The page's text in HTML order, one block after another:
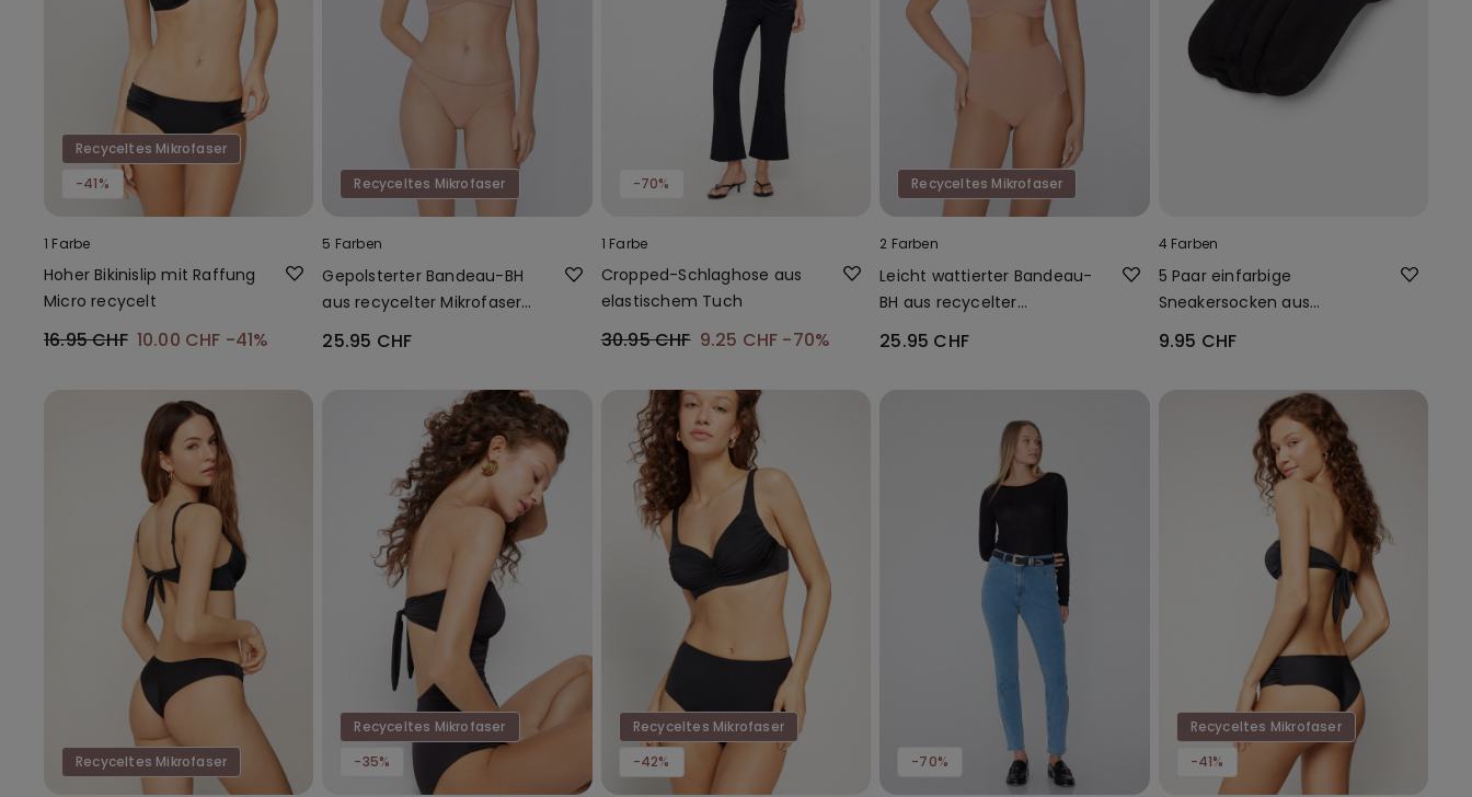
Recyceltes Mikrofaser
-41%
1 Farbe
Hoher Bikinislip mit Raffung
Micro recycelt
16.95 CHF 10.00 CHF -41%
Recyceltes Mikrofaser
5 Farben
Gepolsterter Bandeau-BH
aus recycelter Mikrofaser
25.95 CHF
-70%
1 Farbe
Cropped-Schlaghose aus
elastischem Tuch
30.95 CHF 9.25 CHF -70%
Recyceltes Mikrofaser
2 Farben
Leicht wattierter Bandeau-
BH aus recycelter
25.95 CHF
4 Farben
5 Paar einfarbige
Sneakersocken aus
9.95 CHF
Recyceltes Mikrofaser
Recyceltes Mikrofaser
-35%
Recyceltes Mikrofaser
-42%
-70%
Recyceltes Mikrofaser
-41%